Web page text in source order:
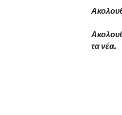
τα νέα.